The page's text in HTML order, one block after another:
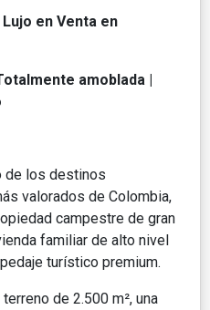
en Venta en
amoblada |
de los destinos
valorados de Colombia,
campestre de gran
familiar de alto nivel
turístico premium.
de 2.500 m², una